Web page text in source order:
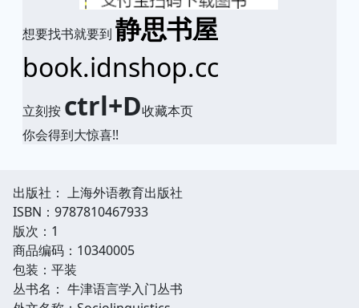
想要找书就要到 静思书屋
book.idnshop.cc
立刻按 ctrl+D收藏本页
你会得到大惊喜!!
出版社： 上海外语教育出版社
ISBN：9787810467933
版次：1
商品编码：10340005
包装：平装
丛书名： 牛津语言学入门丛书